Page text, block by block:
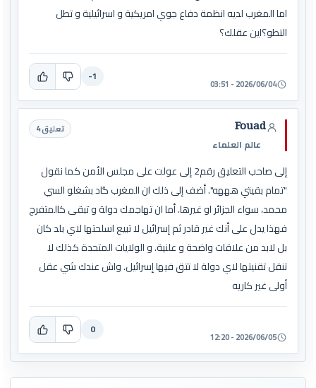
اما المغرب لديه انظمة دفاع جوي امريكية و اسرائيلية و تطل
التطو؟اين عقلك؟
2026/06/04 - 03:51
-1
Fouad
عالم العلماء
تعليق 4
إلى صاحب التعليق رقم2 إلى عولت على مجلس الأمن كما نقول
"تمام بقيتي هههه". أضف إلى ذلك ان المغرب گاد بشغلو السي
محمد، سواء الجزائر او غيرها. أما ان تهاجمك دولة و تبقى كالمتفرج
فهذا يدل على أنك غير قادر ثم إسرائيل لا تبيع اسلحتها لاي بلد كان
بل لابد من علاقات واضحة و علنية. و الولايات المتحدة كذلك لا
تنقل تقنيتها لاي دولة لا تتق فيها إسرائيل. واش عندك شي عقل
أولى غير كاريه
2026/06/05 - 12:20
0